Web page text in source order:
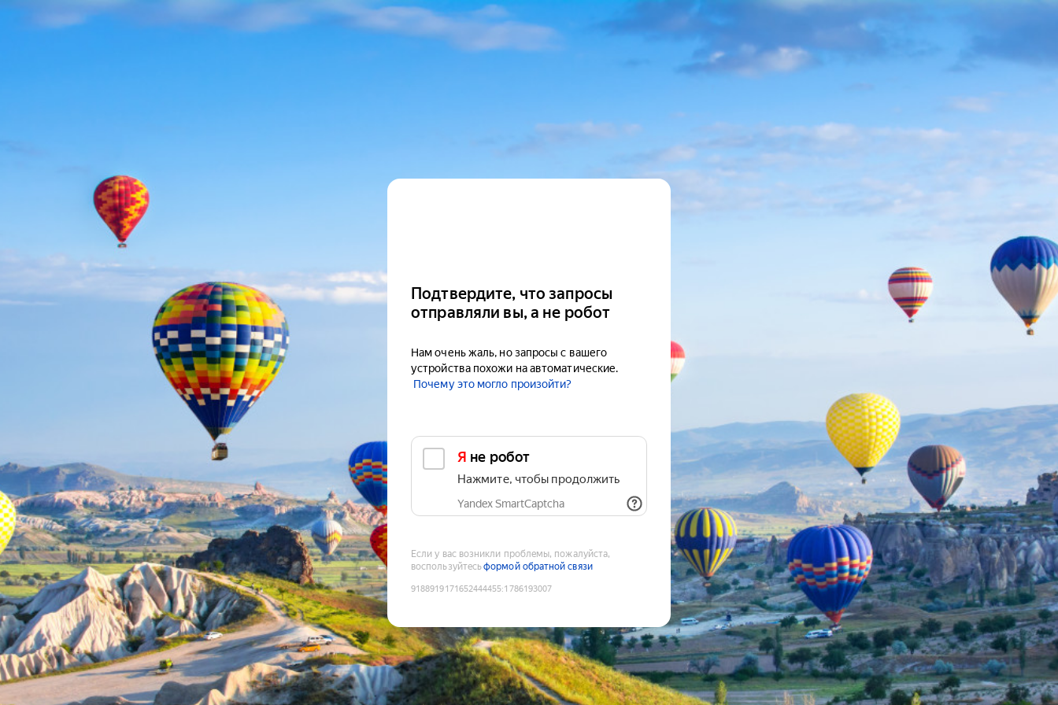
Подтвердите, что запросы
отправляли вы, а не робот
Нам очень жаль, но запросы с вашего
устройства похожи на автоматические.
Почему это могло произойти?
Я не робот
Нажмите, чтобы продолжить
Yandex SmartCaptcha
Если у вас возникли проблемы, пожалуйста,
воспользуйтесьформой обратной связи
9188919171652444455:1786193007